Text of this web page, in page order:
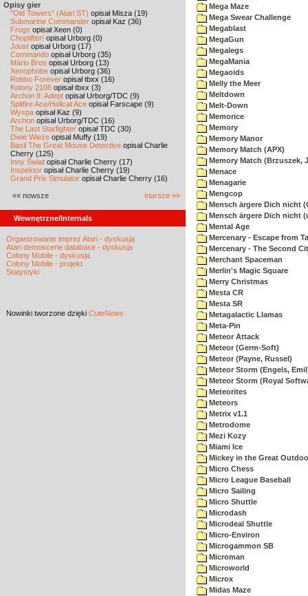
Opisy gier
"Old Towers" (Atari ST) opisał Misza (19)
Submarine Commander opisał Kaz (36)
Frogs opisał Xeen (0)
Choplifter! opisał Urborg (0)
Joust opisał Urborg (17)
Commando opisał Urborg (35)
Mario Bros opisał Urborg (13)
Xenophobe opisał Urborg (36)
Robbo Forever opisał tbxx (16)
Kolony 2106 opisał tbxx (3)
Archon II: Adept opisał Urborg/TDC (9)
Spitfire Ace/Hellcat Ace opisał Farscape (9)
Wyspa opisał Kaz (9)
Archon opisał Urborg/TDC (16)
The Last Starfighter opisał TDC (30)
Dwie Wieże opisał Muffy (19)
Basil The Great Mouse Detective opisał Charlie
Cherry (125)
Inny Świat opisał Charlie Cherry (17)
Inspektor opisał Charlie Cherry (19)
Grand Prix Simulator opisał Charlie Cherry (16)
«« nowsze starsze »»
Wewnętrzne/Internals
Organizowanie imprez Atari - dyskusja
Atari demoscene database - dyskusja
Colony Mobile - dyskusja
Colony Mobile - projekt
Statystyki
Nowinki tworzone dzięki CuteNews
Mega Maze
Mega Swear Challenge
Megablast
MegaGun
Megalegs
MegaMania
Megaoids
Melly the Meer
Meltdown
Melt-Down
Memorice
Memory
Memory Manor
Memory Match (APX)
Memory Match (Brzuszek,
Menace
Menagarie
Mengcop
Mensch ärgere Dich nicht
Mensch ärgere Dich nicht
Mental Age
Mercenary - Escape from
Mercenary - The Second
Merchant Spaceman
Merlin's Magic Square
Merry Christmas
Mesta CR
Mesta SR
Metagalactic Llamas
Meta-Pin
Meteor Attack
Meteor (Germ-Soft)
Meteor (Payne, Russel)
Meteor Storm (Engels,
Meteor Storm (Royal
Meteorites
Meteors
Metrix v1.1
Metrodome
Mezi Kozy
Miami Ice
Mickey in the Great
Micro Chess
Micro League Baseball
Micro Sailing
Micro Shuttle
Microdash
Microdeal Shuttle
Micro-Environ
Microgammon SB
Microman
Microworld
Microx
Midas Maze